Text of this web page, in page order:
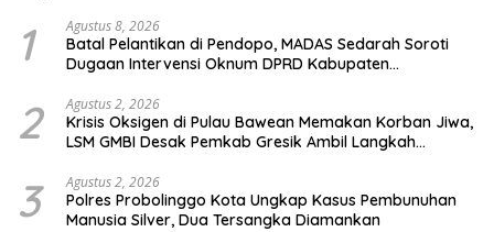
1 Agustus 8, 2026
Batal Pelantikan di Pendopo, MADAS Sedarah Soroti
Dugaan Intervensi Oknum DPRD Kabupaten
2 Agustus 2, 2026
Krisis Oksigen di Pulau Bawean Memakan Korban Jiwa,
LSM GMBI Desak Pemkab Gresik Ambil Langkah
3 Agustus 2, 2026
Polres Probolinggo Kota Ungkap Kasus Pembunuhan
Manusia Silver, Dua Tersangka Diamankan